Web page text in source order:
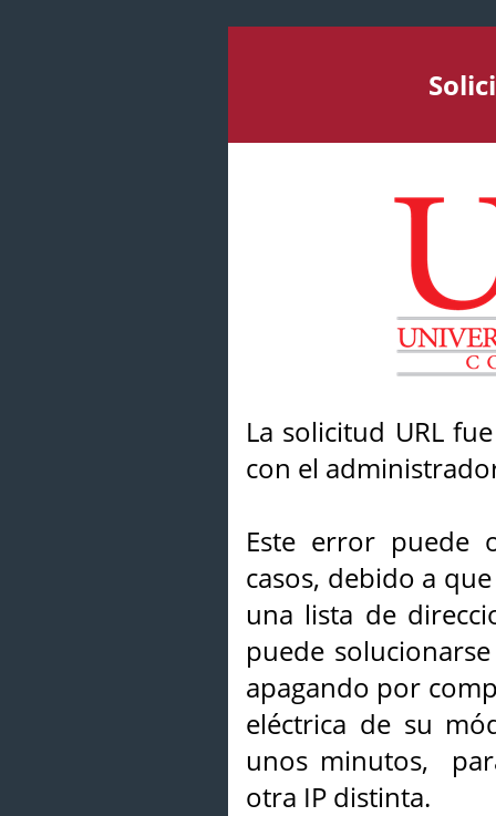
La solicitud URL
con el
Este error puede
casos, debido a
una lista de
puede
apagando por
eléctrica de su
unos minutos,
otra IP distinta.